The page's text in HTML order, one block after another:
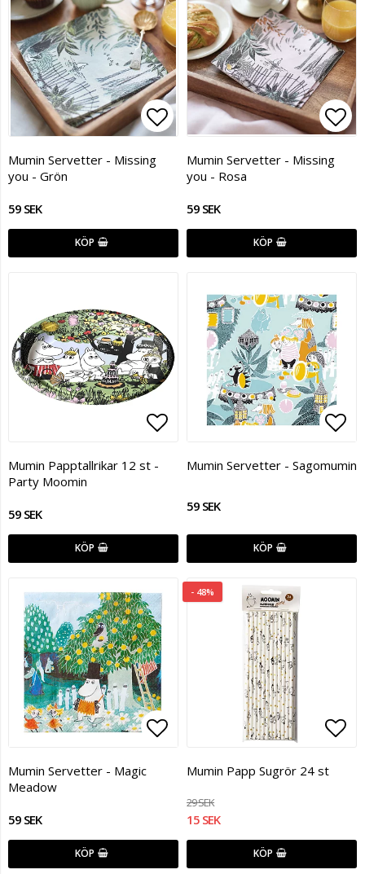
Lägg till i favoritlistan
Mumin Servetter - Missing
you - Grön
59 SEK
KÖP
Mumin Servetter - Missing
you - Rosa
59 SEK
KÖP
Lägg till i favoritlistan
Mumin Papptallrikar 12 st -
Party Moomin
59 SEK
KÖP
Mumin Servetter - Sagomumin
59 SEK
KÖP
Lägg till i favoritlistan
Mumin Servetter - Magic
Meadow
59 SEK
KÖP
- 48%
Mumin Papp Sugrör 24 st
29 SEK
15 SEK
KÖP